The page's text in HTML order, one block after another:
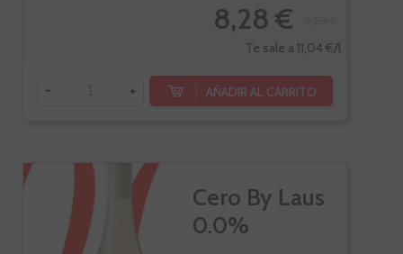
8,28 €
Te sale a 11,04 €/l
- + AÑADIR AL CARRITO
Cero By Laus
0.0%